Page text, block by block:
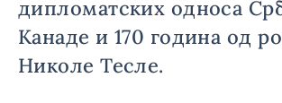
дипломатских односа
Канаде и 170 година од
Николе Тесле.